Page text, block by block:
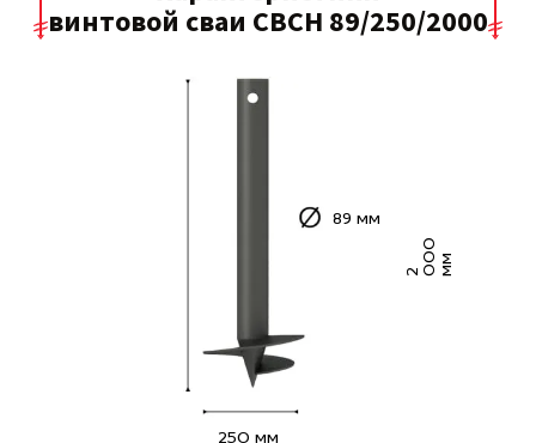
винтовой сваи СВСН 89/250/2000
2
0 0
0
м м
250 мм
89 мм